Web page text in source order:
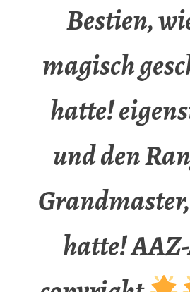
Bestien,
magisch
hatte!
und den
hatte!